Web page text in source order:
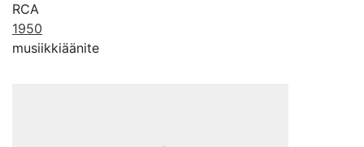
RCA
1950
musiikkiäänite